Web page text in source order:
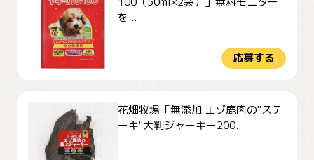
を...
応募する
花畑牧場「無添加 エゾ鹿肉の"ステ
ーキ"大判ジャーキー200...